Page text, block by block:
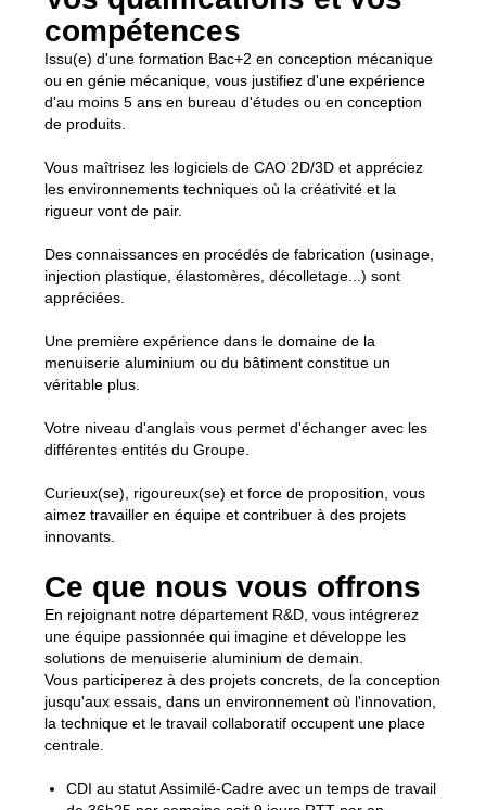
compétences
Issu(e) d'une formation Bac+2 en conception mécanique
ou en génie mécanique, vous justifiez d'une expérience
d'au moins 5 ans en bureau d'études ou en conception
de produits.
Vous maîtrisez les logiciels de CAO 2D/3D et appréciez
les environnements techniques où la créativité et la
rigueur vont de pair.
Des connaissances en procédés de fabrication (usinage,
injection plastique, élastomères, décolletage...) sont
appréciées.
Une première expérience dans le domaine de la
menuiserie aluminium ou du bâtiment constitue un
véritable plus.
Votre niveau d'anglais vous permet d'échanger avec les
différentes entités du Groupe.
Curieux(se), rigoureux(se) et force de proposition, vous
aimez travailler en équipe et contribuer à des projets
innovants.
Ce que nous vous offrons
En rejoignant notre département R&D, vous intégrerez
une équipe passionnée qui imagine et développe les
solutions de menuiserie aluminium de demain.
Vous participerez à des projets concrets, de la conception
jusqu'aux essais, dans un environnement où l'innovation,
la technique et le travail collaboratif occupent une place
centrale.
CDI au statut Assimilé-Cadre avec un temps de travail